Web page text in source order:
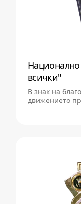
всички"
В знак на
движението